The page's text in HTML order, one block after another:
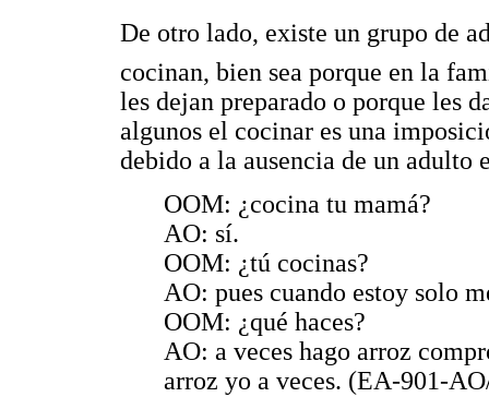
De otro lado, existe un grupo de
cocinan, bien sea porque en la
les dejan preparado o porque les
algunos el cocinar es una
debido a la ausencia de un adulto
OOM: ¿cocina tu mamá?
AO: sí.
OOM: ¿tú cocinas?
AO: pues cuando estoy solo
OOM: ¿qué haces?
AO: a veces hago arroz
arroz yo a veces. (EA-901-